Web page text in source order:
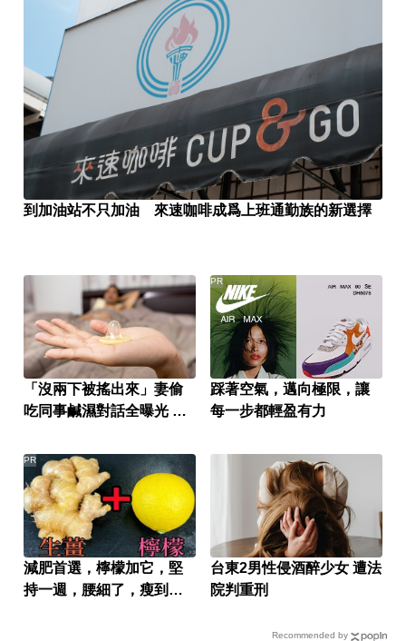
到加油站不只加油 來速咖啡成爲上班通勤族的新選擇
「沒兩下被搖出來」妻偷
吃同事鹹濕對話全曝光 人
踩著空氣，邁向極限，讓
每一步都輕盈有力
PR
減肥首選，檸檬加它，堅
持一週，腰細了，瘦到你
PR
台東2男性侵酒醉少女 遭法
院判重刑
Recommended by